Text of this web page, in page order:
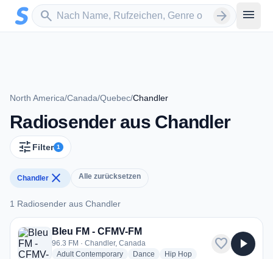
Zum Hauptinhalt springen
search
Sender suchen arrow_forward menu
North America/Canada/Quebec/Chandler
Radiosender aus Chandler
tune Filter 1
Chandler close Alle zurücksetzen
1 Radiosender aus Chandler
1 Radiosender aus Chandler
Bleu FM - CFMV-FM
96.3 FM · Chandler, Canada
Adult Contemporaryradio stations
Dance radio stations
Hip Hopradio stations
favorite play_arrow